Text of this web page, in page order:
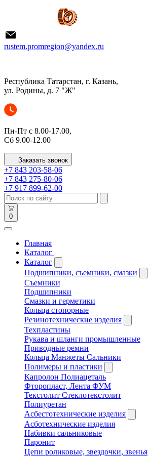
rustem.promregion@yandex.ru
Республика Татарстан, г. Казань,
ул. Родины, д. 7 "Ж"
Пн-Пт с 8.00-17.00,
Сб 9.00-12.00
Заказать звонок
+7 843 203-58-06
+7 843 275-80-06
+7 917 899-62-00
0
Главная
Каталог
Каталог
Подшипники, съемники, смазки
Съемники
Подшипники
Смазки и герметики
Кольца стопорные
Резинотехнические изделия
Техпластины
Рукава и шланги промышленные
Приводные ремни
Кольца Манжеты Сальники
Полимеры и пластики
Капролон Полиацеталь
Фторопласт, Лента ФУМ
Текстолит Стеклотекстолит
Полиуретан
Асбестотехнические изделия
Асботехнические изделия
Набивки сальниковые
Паронит
Цепи роликовые, звездочки, звенья